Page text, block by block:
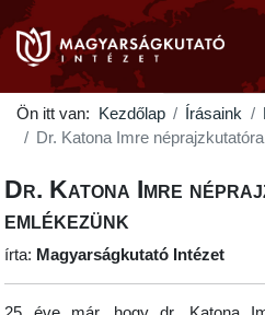
Ön itt van: Kezdőlap Írásaink
Dr. Katona Imre
Dr. Katona Imre
emlékezünk
írta: Magyarságkutató Intézet